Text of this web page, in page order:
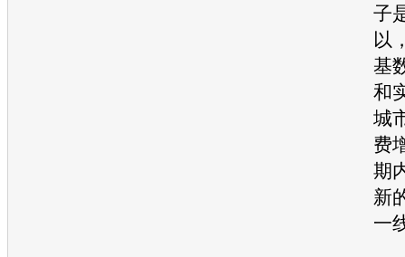
子
以
基
和
城
费
期
新
一